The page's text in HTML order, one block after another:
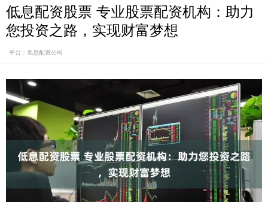
低息配资股票 专业股票配资机构：助力
您投资之路，实现财富梦想
平台：免息配资公司